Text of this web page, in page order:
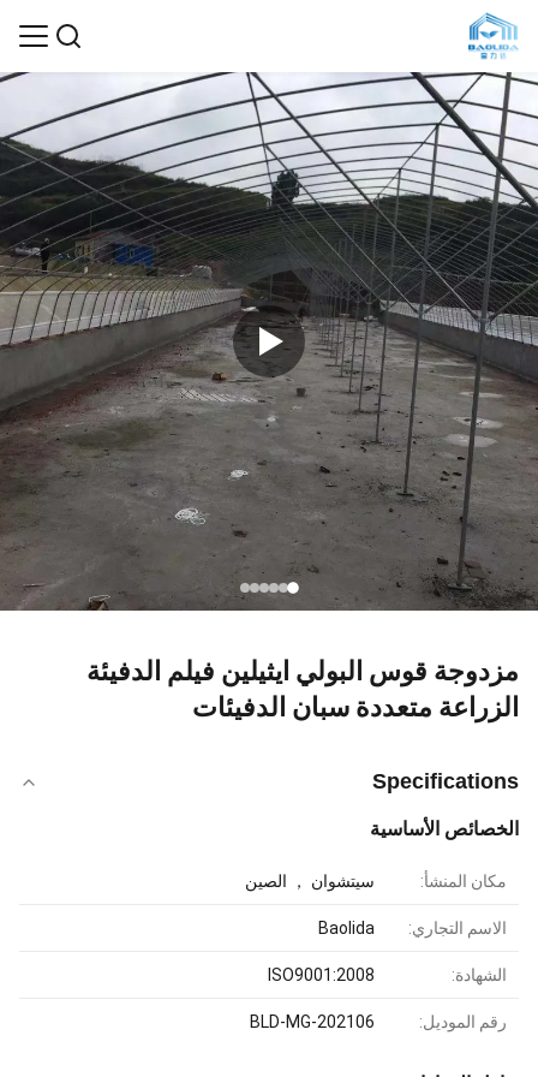
مزدوجة قوس البولي ايثيلين فيلم الدفيئة
الزراعة متعددة سبان الدفيئات
Specifications
الخصائص الأساسية
مكان المنشأ: سيتشوان ， الصين
الاسم التجاري: Baolida
الشهادة: ISO9001:2008
رقم الموديل: BLD-MG-202106